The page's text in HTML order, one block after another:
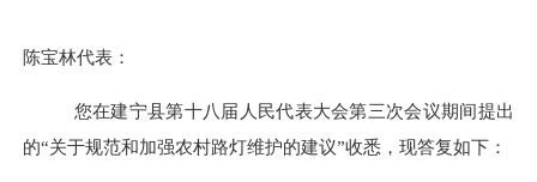
陈宝林代表：
您在建宁县第十八 届人民代表大会第三次会议期间提出
的“关于规范和加强农村路灯维护的建议”收悉，现答复如下：